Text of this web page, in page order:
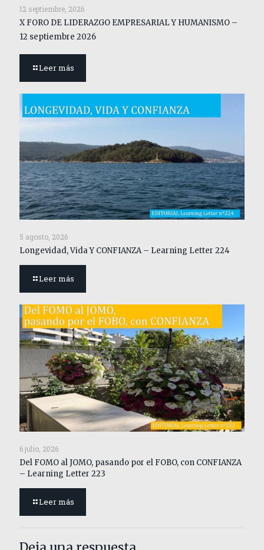
12 septiembre, 2026
X FORO DE LIDERAZGO EMPRESARIAL Y HUMANISMO –
12 septiembre 2026
Leer más
5 agosto, 2026
Longevidad, Vida Y CONFIANZA – Learning Letter 224
Leer más
6 julio, 2026
Del FOMO al JOMO, pasando por el FOBO, con CONFIANZA
– Learning Letter 223
Leer más